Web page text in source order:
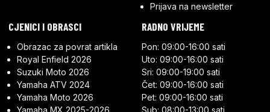
Prijava na newsletter
CJENICI I OBRASCI
Obrazac za povrat artikla
Royal Enfield 2026
Suzuki Moto 2026
Yamaha ATV 2024
Yamaha Moto 2026
Yamaha MX 2025-2026
RADNO VRIJEME
Pon: 09:00-16:00 sati
Uto: 09:00-16:00 sati
Sri: 09:00-19:00 sati
Čet: 09:00-16:00 sati
Pet: 09:00-16:00 sati
Sub: 08:00-13:00 sati